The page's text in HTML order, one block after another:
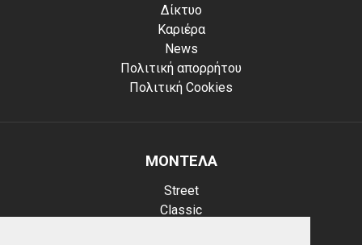
Δίκτυο
Καριέρα
News
Πολιτική απορρήτου
Πολιτική Cookies
ΜΟΝΤΕΛΑ
Street
Classic